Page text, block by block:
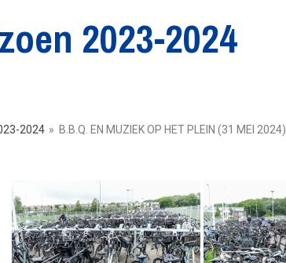
2023-2024
2024 » B.B.Q. EN MUZIEK OP HET PLEIN (31 MEI 2024)